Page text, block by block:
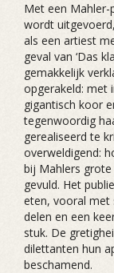
Met een
wordt
als een artiest
geval van ‘Das
gemakkelijk
opgerakeld: met
gigantisch koor
tegenwoordig
gerealiseerd te
overweldigend:
bij Mahlers
gevuld. Het
eten, vooral met
delen en een
stuk. De
dilettanten hun
beschamend.